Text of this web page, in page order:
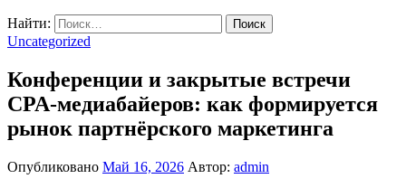
Найти:
Uncategorized
Конференции и закрытые встречи
CPA-медиабайеров: как формируется
рынок партнёрского маркетинга
Опубликовано Май 16, 2026 Автор: admin